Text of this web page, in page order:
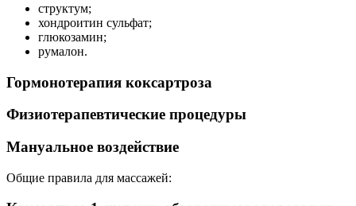
структум;
хондроитин сульфат;
глюкозамин;
румалон.
Гормонотерапия коксартроза
Физиотерапевтические процедуры
Мануальное воздействие
Общие правила для массажей: